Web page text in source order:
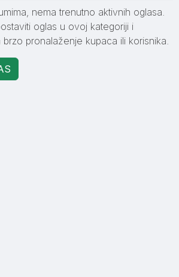
nema trenutno aktivnih oglasa.
oglas u ovoj kategoriji i
pronalaženje kupaca ili korisnika.